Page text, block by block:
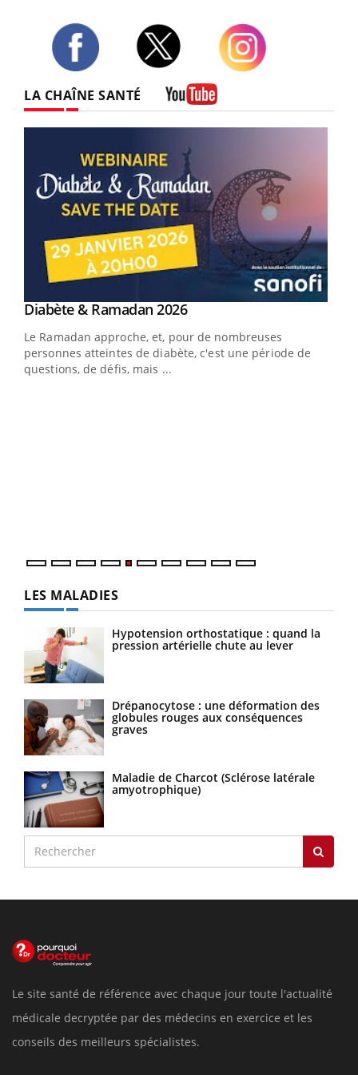
LA CHAÎNE SANTÉ
Youtube
Diabète & Ramadan 2026Youtube
Le Ramadan approche, et, pour de nombreuses
personnes atteintes de diabète, c'est une période de
questions, de défis, mais ...
LES MALADIES
Hypotension orthostatique : quand la
pression artérielle chute au lever
Drépanocytose : une déformation des
globules rouges aux conséquences
graves
Maladie de Charcot (Sclérose latérale
amyotrophique)
Le site santé de référence avec chaque jour toute l'actualité
médicale decryptée par des médecins en exercice et les
conseils des meilleurs spécialistes.